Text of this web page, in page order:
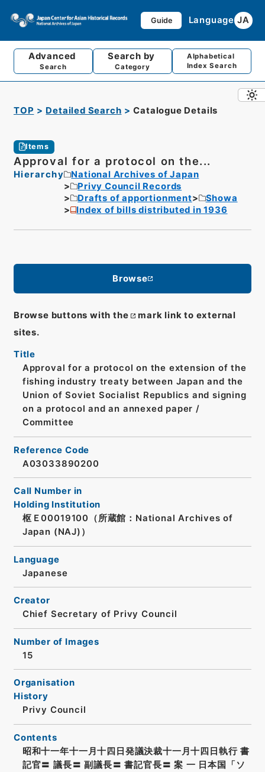
Guide Language JA
Advanced
Search
Search by
Category
Alphabetical
Index Search
TOP Detailed Search Catalogue Details
Items
Approval for a protocol on the...
Hierarchy
National Archives of Japan
Privy Council Records
Drafts of apportionment
Showa
Index of bills distributed in 1936
Browse
Browse buttons with the
mark link to external
sites.
Title
Approval for a protocol on the extension of the
fishing industry treaty between Japan and the
Union of Soviet Socialist Republics and signing
on a protocol and an annexed paper /
Committee
Reference Code
A03033890200
Call Number in
Holding Institution
枢Ｅ00019100（所蔵館：National Archives of
Japan (NAJ)）
Language
Japanese
Creator
Chief Secretary of Privy Council
Number of Images
15
Organisation
History
Privy Council
Contents
昭和十一年十一月十四日発議決裁十一月十四日執行 書
記官〓 議長〓 副議長〓 書記官長〓 案 一 日本国「ソ